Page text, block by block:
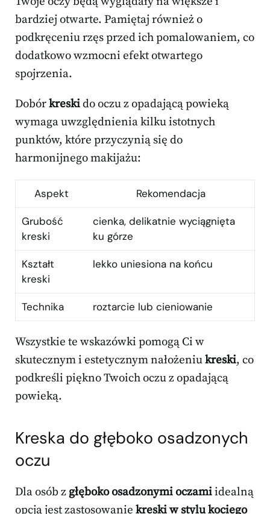
bardziej otwarte. Pamiętaj również o
podkręceniu rzęs przed ich pomalowaniem, co
dodatkowo wzmocni efekt otwartego
spojrzenia.
Dobórkreskido oczu z opadającą powieką
wymaga uwzględnienia kilku istotnych
punktów, które przyczynią się do
harmonijnego makijażu:
Aspekt Rekomendacja
Grubość
kreski
cienka, delikatnie wyciągnięta
ku górze
Kształt
kreski
lekko uniesiona na końcu
Technika roztarcie lub cieniowanie
Wszystkie te wskazówki pomogą Ci w
skutecznym i estetycznym nałożeniukreski, co
podkreśli piękno Twoich oczu z opadającą
powieką.
Kreska do głęboko osadzonych
oczu
Dla osób z głęboko osadzonymi oczamiidealną
opcją jest zastosowanie kreski w stylu kociego